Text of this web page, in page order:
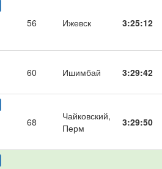
56 Ижевск 3:25:12
60 Ишимбай 3:29:42
68
Чайковский,
Перм
3:29:50